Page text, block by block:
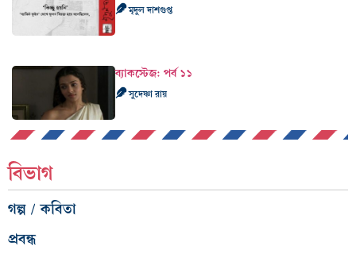
মৃদুল দাশগুপ্ত
ব্যাকস্টেজ: পর্ব ১১
সুদেষ্ণা রায়
বিভাগ
গল্প / কবিতা
প্রবন্ধ